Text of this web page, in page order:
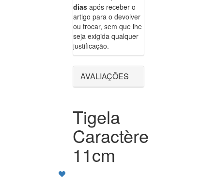
dias após receber o
artigo para o devolver
ou trocar, sem que lhe
seja exigida qualquer
justificação.
AVALIAÇÕES
Tigela
Caractère
11cm